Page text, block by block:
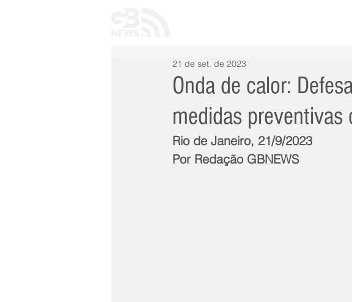
Onda de calor:
medidas
21 de set. de 2023
Rio de Janeiro, 21/9/2023
Por Redação GBNEWS